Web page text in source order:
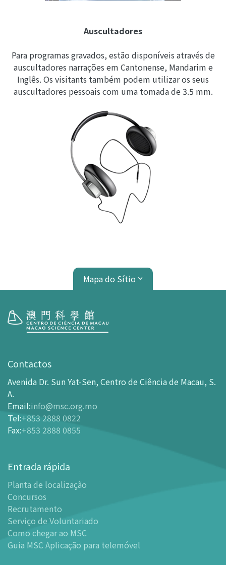
Auscultadores
Para programas gravados, estão disponíveis através de
auscultadores narrações em Cantonense, Mandarim e
Inglês. Os visitants também podem utilizar os seus
auscultadores pessoais com uma tomada de 3.5 mm.
Mapa do Sítio
Horário de Funcionamento
Como chegar ao MSC
Bilheteira
- Comprar Ingressos On-line
- Ingressos e Tabela de Descontos
- Planta de localização
- Guia MSC Aplicação para telemóvel
Instalações
-
Mundo das Crianças
- Centro de Exibições
- Planetário
Contactos
Avenida Dr. Sun Yat-Sen, Centro de Ciência de Macau, S.
A.
Email:info@msc.org.mo
Tel:+853 2888 0822
Fax:+853 2888 0855
Entrada rápida
Planta de localização
Concursos
Recrutamento
Serviço de Voluntariado
Como chegar ao MSC
Guia MSC Aplicação para telemóvel